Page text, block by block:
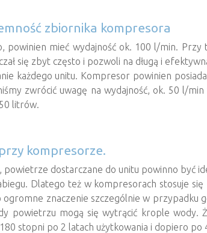
zbiornika kompresora
powinien mieć wydajność ok. 100 l/min.
się zbyt często i pozwoli na długą i
każdego unitu. Kompresor powinien
zwrócić uwagę na wydajność, ok. 50 l/
litrów.
kompresorze.
dostarczane do unitu powinno być
Dlatego też w kompresorach stosuje
znaczenie szczególnie w
powietrzu mogą się wytrącić krople wody.
stopni po 2 latach użytkowania i dopiero po